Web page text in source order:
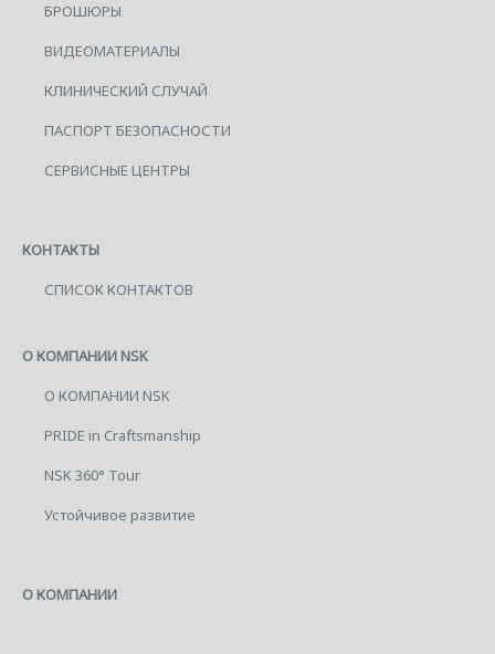
БРОШЮРЫ
ВИДЕОМАТЕРИАЛЫ
КЛИНИЧЕСКИЙ СЛУЧАЙ
ПАСПОРТ БЕЗОПАСНОСТИ
СЕРВИСНЫЕ ЦЕНТРЫ
КОНТАКТЫ
СПИСОК КОНТАКТОВ
О КОМПАНИИ NSK
О КОМПАНИИ NSK
PRIDE in Craftsmanship
NSK 360° Tour
Устойчивое развитие
О КОМПАНИИ